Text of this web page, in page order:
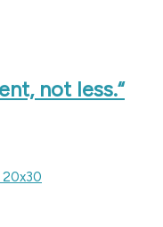
not less.“